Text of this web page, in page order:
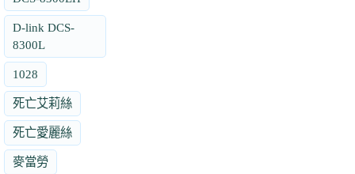
D-link DCS-
8300L
1028
死亡艾莉絲
死亡愛麗絲
麥當勞